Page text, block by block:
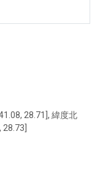
28.71], 緯度北